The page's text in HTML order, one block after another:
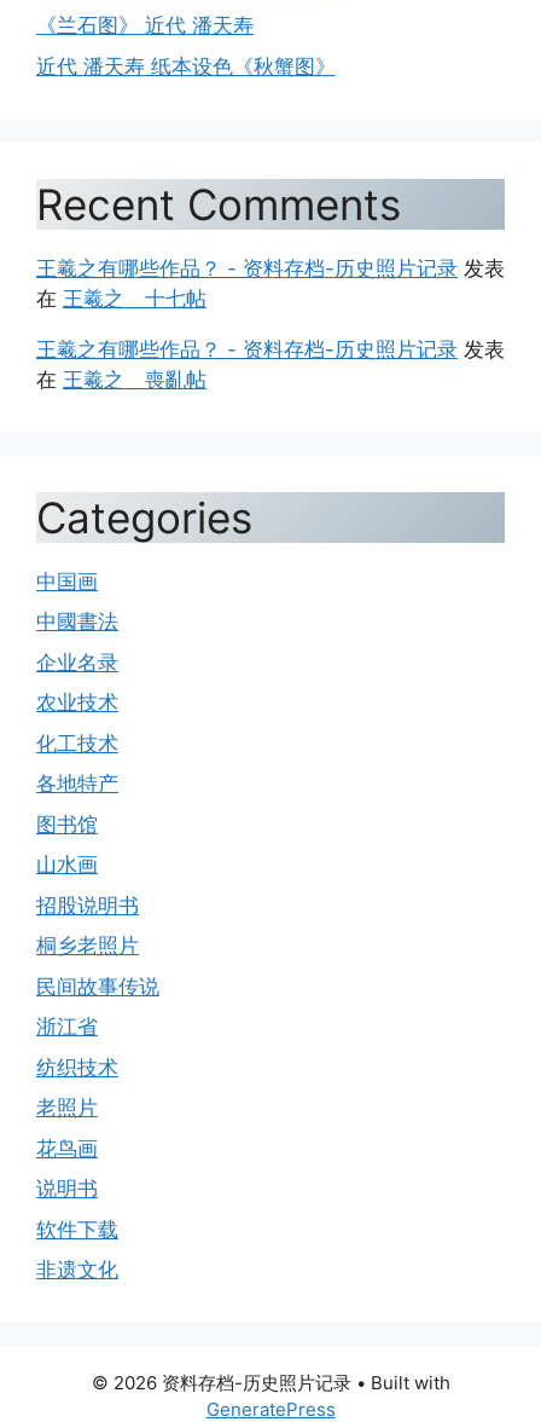
《兰石图》 近代 潘天寿
近代 潘天寿 纸本设色《秋蟹图》
Recent Comments
王羲之有哪些作品？ - 资料存档-历史照片记录 发表
在 王羲之 十七帖
王羲之有哪些作品？ - 资料存档-历史照片记录 发表
在 王羲之 喪亂帖
Categories
中国画
中國書法
企业名录
农业技术
化工技术
各地特产
图书馆
山水画
招股说明书
桐乡老照片
民间故事传说
浙江省
纺织技术
老照片
花鸟画
说明书
软件下载
非遗文化
© 2026 资料存档-历史照片记录• Built with
GeneratePress